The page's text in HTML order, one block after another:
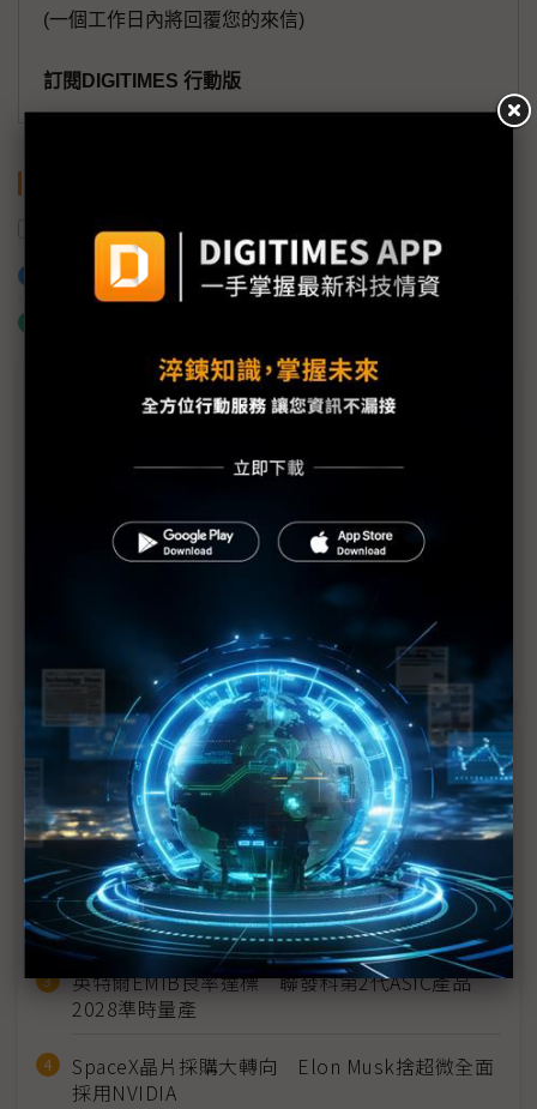
(一個工作日內將回覆您的來信)
訂閱DIGITIMES 行動版
車王電子 旺宏
加入已選取到「關鍵字追蹤」
議題精選－【智慧製造專輯】舊設備．老工
廠 導入智慧化的無痛升級術
智慧製造需投入大筆資金？業者：最務實方法是從舊
靠螢幕數據讀懂老機器狀態 虛擬機器人可望代替人類
「成本不到四千元」傳統機械業者用樹莓派自造機聯
近７天熱門報導
MLCC訂單過熱、出貨比創高 村田示警全球AI基
建熱潮將趨緩
2027全年記憶體產能提前售罄 買家「祕而不
宣」只怕買不夠
英特爾EMIB良率達標 聯發科第2代ASIC產品
2028準時量產
SpaceX晶片採購大轉向 Elon Musk捨超微全面
採用NVIDIA